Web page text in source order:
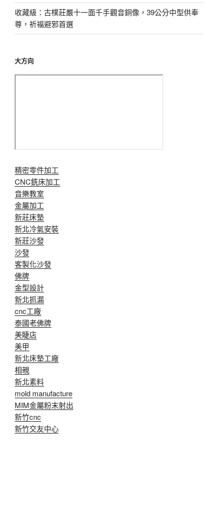
收藏級：古樸莊嚴十一面千手觀音銅像，39公分中型供奉
尊，祈福避邪首選
大方向
精密零件加工
CNC銑床加工
音樂教室
金屬加工
新莊床墊
新北冷氣安裝
新莊沙發
沙發
客製化沙發
佛牌
金型設計
新北抓漏
cnc工廠
泰國老佛牌
美睫店
美甲
新北床墊工廠
相親
新北素料
mold manufacture
MIM金屬粉末射出
新竹cnc
新竹交友中心